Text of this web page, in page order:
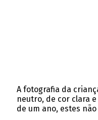
A fotografia da
neutro, de cor clara
de um ano, estes